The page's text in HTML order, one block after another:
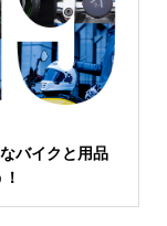
バイクと用品